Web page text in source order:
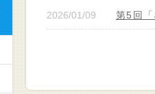
2026/01/09 第5回